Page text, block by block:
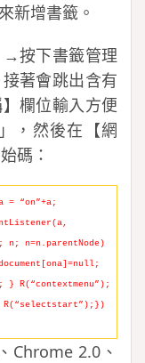
新增書籤。
按下書籤管理
著會跳出含有
欄位輸入方便
，然後在【網
碼：
“on”+a;
n=n.parentNode)
} R(“contextmenu”);
R(“selectstart”);})
Chrome 2.0、